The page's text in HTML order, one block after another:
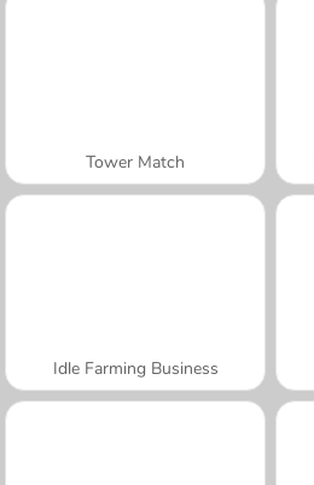
Tower Match
Idle Farming Business